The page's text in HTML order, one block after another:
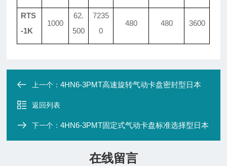
RTS
-1K
1000
62.
500
7235
0
480 480 3600
上一个：4HN6-3PMT高速旋转气动卡盘密封型日本
返回列表
下一个：4HN6-3PMT固定式气动卡盘标准选择型日本
在线留言